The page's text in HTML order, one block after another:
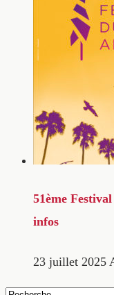
51ème
infos
23 juillet 2025